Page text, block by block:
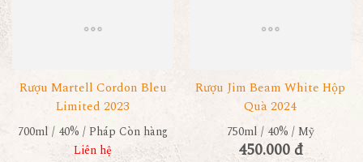
Rượu Martell Cordon Bleu
Limited 2023
700ml / 40% / Pháp Còn hàng
Liên hệ
Rượu Jim Beam White Hộp
Quà 2024
750ml / 40% / Mỹ
450.000 đ